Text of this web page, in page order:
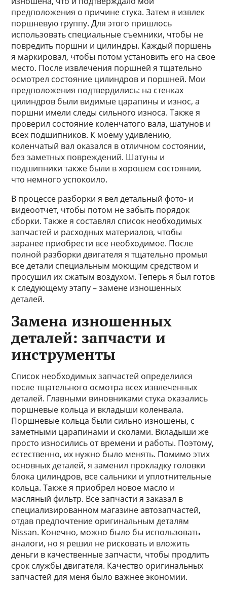
предположения о причине стука. Затем я извлек
поршневую группу. Для этого пришлось
использовать специальные съемники, чтобы не
повредить поршни и цилиндры. Каждый поршень
я маркировал, чтобы потом установить его на свое
место. После извлечения поршней я тщательно
осмотрел состояние цилиндров и поршней. Мои
предположения подтвердились: на стенках
цилиндров были видимые царапины и износ, а
поршни имели следы сильного износа. Также я
проверил состояние коленчатого вала, шатунов и
всех подшипников. К моему удивлению,
коленчатый вал оказался в отличном состоянии,
без заметных повреждений. Шатуны и
подшипники также были в хорошем состоянии,
что немного успокоило.
В процессе разборки я вел детальный фото- и
видеоотчет, чтобы потом не забыть порядок
сборки. Также я составлял список необходимых
запчастей и расходных материалов, чтобы
заранее приобрести все необходимое. После
полной разборки двигателя я тщательно промыл
все детали специальным моющим средством и
просушил их сжатым воздухом. Теперь я был готов
к следующему этапу – замене изношенных
деталей.
Замена изношенных
деталей: запчасти и
инструменты
Список необходимых запчастей определился
после тщательного осмотра всех извлеченных
деталей. Главными виновниками стука оказались
поршневые кольца и вкладыши коленвала.
Поршневые кольца были сильно изношены, с
заметными царапинами и сколами. Вкладыши же
просто износились от времени и работы. Поэтому,
естественно, их нужно было менять. Помимо этих
основных деталей, я заменил прокладку головки
блока цилиндров, все сальники и уплотнительные
кольца. Также я приобрел новое масло и
масляный фильтр. Все запчасти я заказал в
специализированном магазине автозапчастей,
отдав предпочтение оригинальным деталям
Nissan. Конечно, можно было бы использовать
аналоги, но я решил не рисковать и вложить
деньги в качественные запчасти, чтобы продлить
срок службы двигателя. Качество оригинальных
запчастей для меня было важнее экономии.